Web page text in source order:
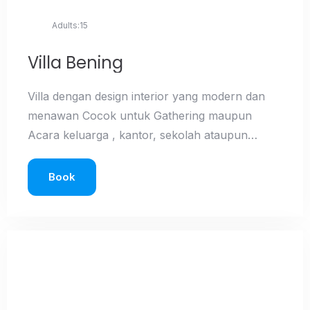
Villa Bening
Villa dengan design interior yang modern dan
menawan Cocok untuk Gathering maupun
Acara keluarga , kantor, sekolah ataupun
biasa. Dilengkapi dengan Gazebo untuk
bersantai dan taman yang luas untuk bermain
Adults:15
Book